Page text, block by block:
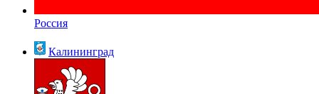
Россия
Калининград